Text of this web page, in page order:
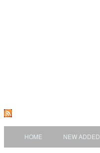
HOME NEW ADDED